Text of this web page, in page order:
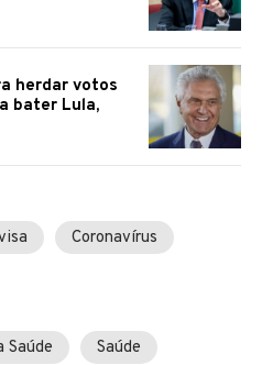
herdar votos
bater Lula,
Coronavírus
Saúde Saúde